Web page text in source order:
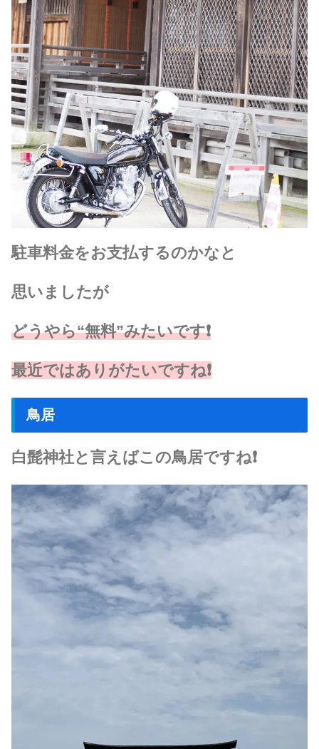
駐車料金をお支払するのかなと
思いましたが
どうやら“無料”みたいです❗
最近ではありがたいですね❗
鳥居
白髭神社と言えばこの鳥居ですね❗